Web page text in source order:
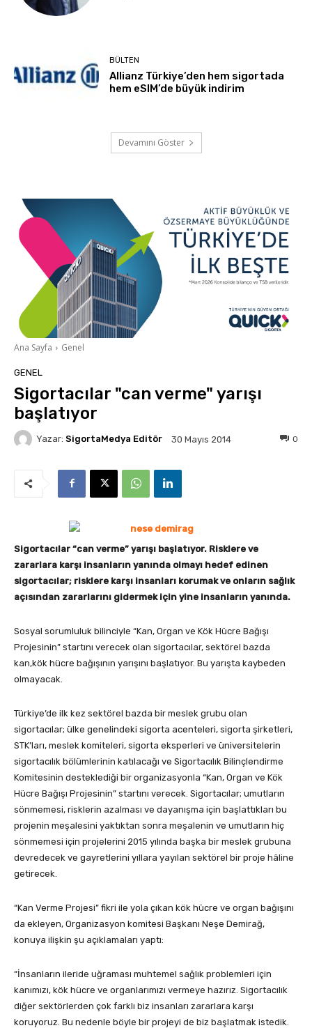
BÜLTEN
Allianz Türkiye’den hem sigortada
hem eSIM’de büyük indirim
Devamını Göster